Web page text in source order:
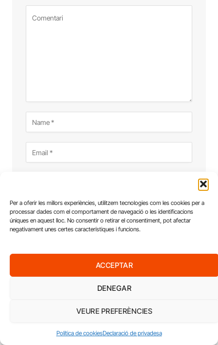
Per a oferir les millors experiències, utilitzem tecnologies com les cookies per a
processar dades com el comportament de navegació o les identificacions
úniques en aquest lloc. No consentir o retirar el consentiment, pot afectar
negativament unes certes característiques i funcions.
ACCEPTAR
DENEGAR
VEURE PREFERÈNCIES
Política de cookiesDeclaració de privadesa